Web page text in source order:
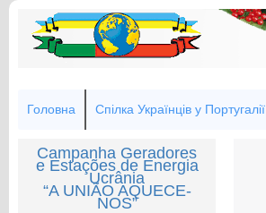
Головна Спілка Українців у Португалії
Campanha Geradores
e Estações de Energia
Ucrânia
“A UNIÃO AQUECE-
NOS”